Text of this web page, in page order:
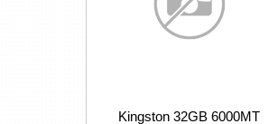
Kingston 32GB 6000MT